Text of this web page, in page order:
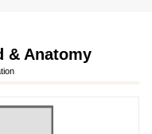
& Anatomy